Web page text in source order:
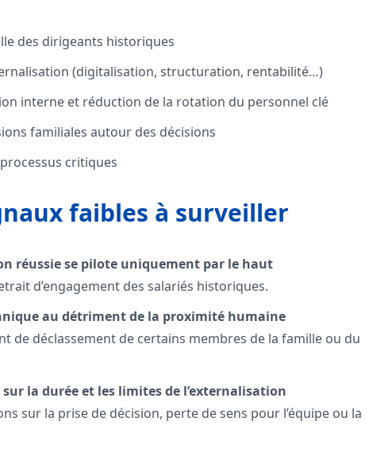
des dirigeants historiques
(digitalisation, structuration, rentabilité…)
interne et réduction de la rotation du personnel clé
familiales autour des décisions
critiques
faibles à surveiller
réussie se pilote uniquement par le haut
d’engagement des salariés historiques.
au détriment de la proximité humaine
de déclassement de certains membres de la famille ou du
la durée et les limites de l’externalisation
sur la prise de décision, perte de sens pour l’équipe ou la